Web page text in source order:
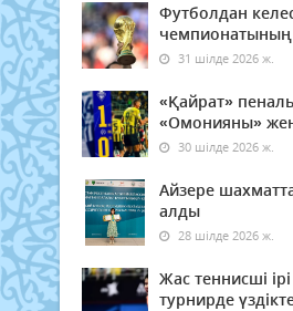
Футболдан
чемпионатының
31 шілде 2026 ж.
«Қайрат»
«Омонияны»
30 шілде 2026 ж.
Айзере
алды
28 шілде 2026 ж.
Жас теннисші
турнирде